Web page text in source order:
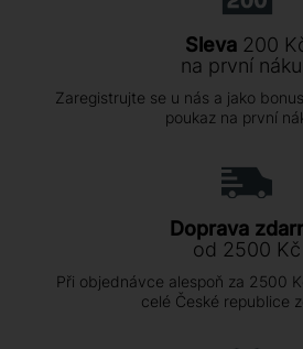
Sleva 200
na první
Zaregistrujte se u nás a jako
poukaz na první
Doprava
od 2500 Kč
Při objednávce alespoň za 2500
celé České republice